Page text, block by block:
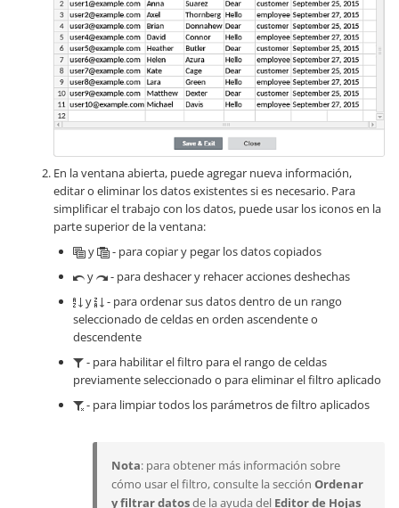
En la ventana abierta, puede agregar nueva información,
editar o eliminar los datos existentes si es necesario. Para
simplificar el trabajo con los datos, puede usar los iconos en la
parte superior de la ventana:
y
- para copiar y pegar los datos copiados
y
- para deshacer y rehacer acciones deshechas
y
- para ordenar sus datos dentro de un rango
seleccionado de celdas en orden ascendente o
descendente
- para habilitar el filtro para el rango de celdas
previamente seleccionado o para eliminar el filtro aplicado
- para limpiar todos los parámetros de filtro aplicados
Nota: para obtener más información sobre
cómo usar el filtro, consulte la sección Ordenar
y filtrar datosde la ayuda del Editor de Hojas